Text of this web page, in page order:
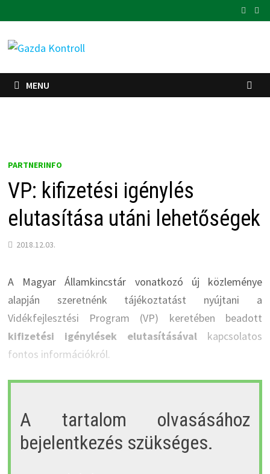
to
content
MENU
PARTNERINFO
VP: kifizetési igénylés
elutasítása utáni lehetőségek
2018.12.03.
A Magyar Államkincstár vonatkozó új közleménye
alapján szeretnénk tájékoztatást nyújtani a
Vidékfejlesztési Program (VP) keretében beadott
kifizetési igénylések elutasításával kapcsolatos
fontos információkról.
A tartalom olvasásához
bejelentkezés szükséges.